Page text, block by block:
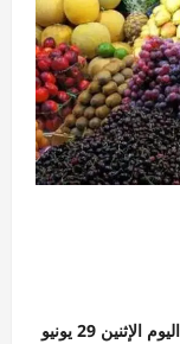
شهدت أسعار الفاكهة في سوق العبور للجملة، اليوم الإثنين 29 يونيو